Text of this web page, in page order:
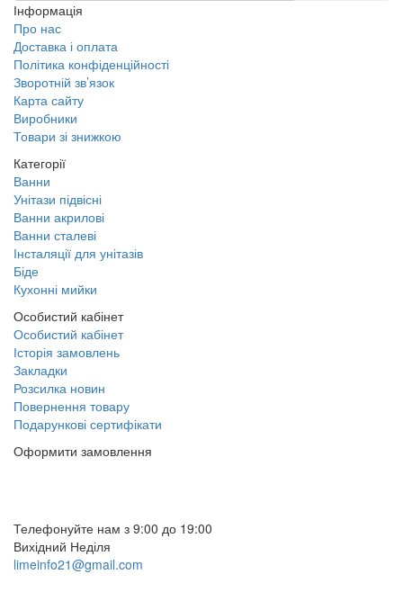
Інформація
Про нас
Доставка і оплата
Політика конфіденційності
Зворотній зв’язок
Карта сайту
Виробники
Товари зі знижкою
Категорії
Ванни
Унітази підвісні
Ванни акрилові
Ванни сталеві
Інсталяції для унітазів
Біде
Кухонні мийки
Особистий кабінет
Особистий кабінет
Історія замовлень
Закладки
Розсилка новин
Повернення товару
Подарункові сертифікати
Оформити замовлення
Телефонуйте нам з 9:00 до 19:00
Вихідний Неділя
limeinfo21@gmail.com